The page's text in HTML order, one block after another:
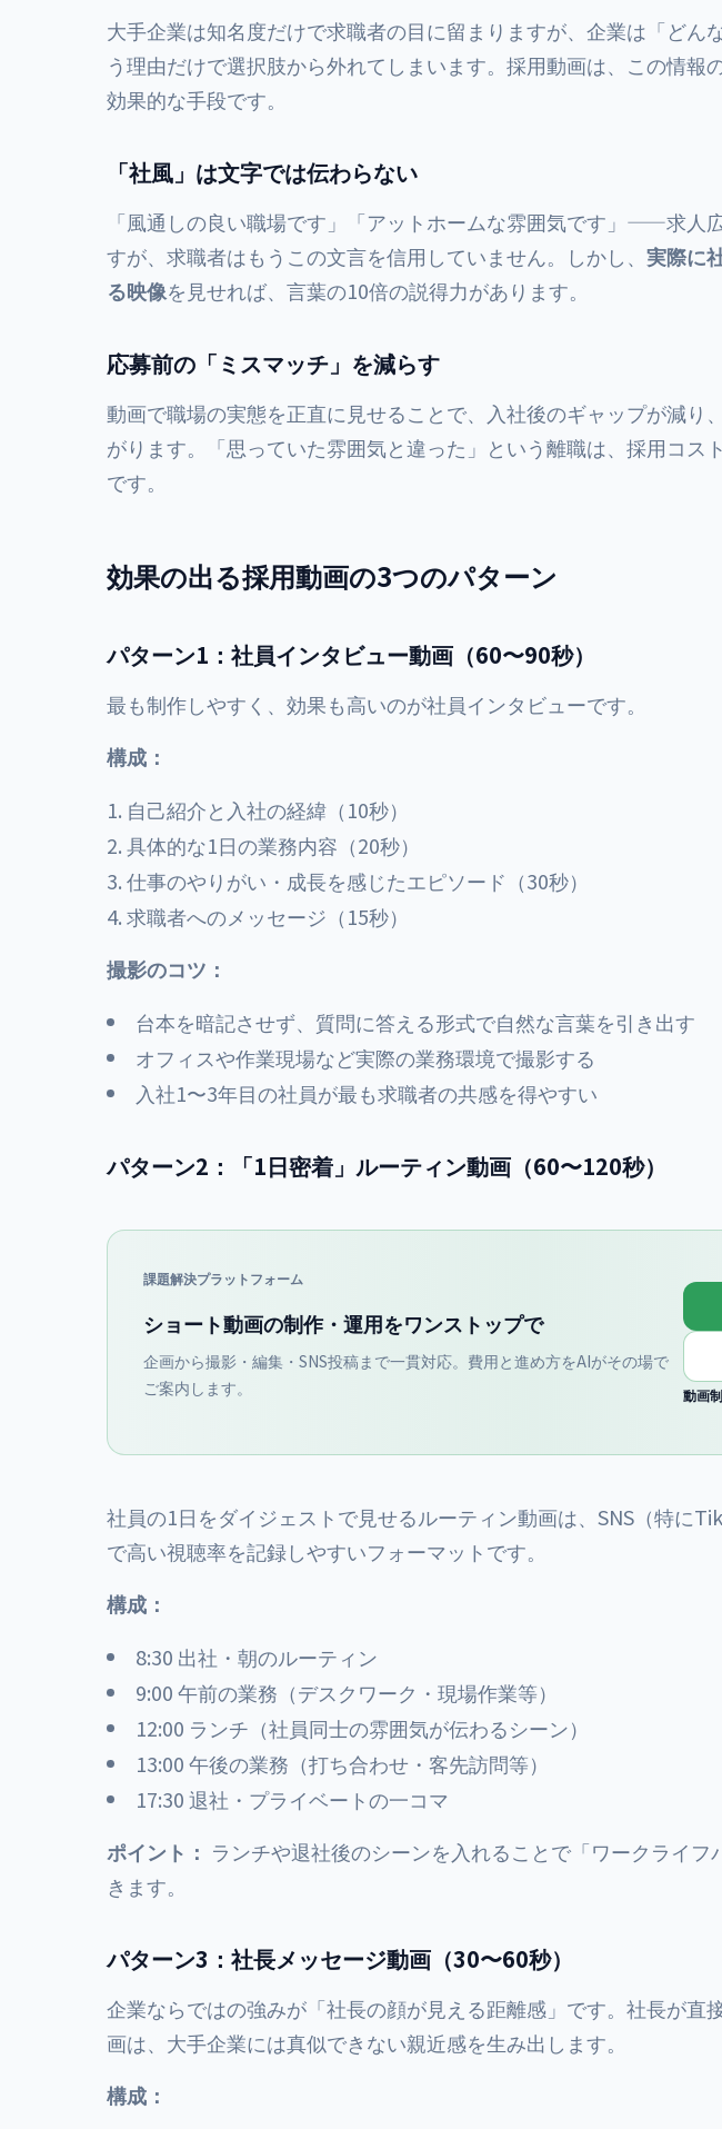
大手企業は知名度だけで求職者の目に留まりますが、企業は「どん
う理由だけで選択肢から外れてしまいます。採用動画は、この情報
効果的な手段です。
「社風」は文字では伝わらない
「風通しの良い職場です」「アットホームな雰囲気です」——求人
すが、求職者はもうこの文言を信用していません。しかし、 実際に
る映像を見せれば、言葉の10倍の説得力があります。
応募前の「ミスマッチ」を減らす
動画で職場の実態を正直に見せることで、入社後のギャップが減り、
がります。「思っていた雰囲気と違った」という離職は、採用コス
です。
効果の出る採用動画の3つのパターン
パターン1：社員インタビュー動画（60〜90秒）
最も制作しやすく、効果も高いのが社員インタビューです。
構成：
自己紹介と入社の経緯（10秒）
具体的な1日の業務内容（20秒）
仕事のやりがい・成長を感じたエピソード（30秒）
求職者へのメッセージ（15秒）
撮影のコツ：
台本を暗記させず、質問に答える形式で自然な言葉を引き出す
オフィスや作業現場など実際の業務環境で撮影する
入社1〜3年目の社員が最も求職者の共感を得やすい
パターン2：「1日密着」ルーティン動画（60〜120秒）
課題解決プラットフォーム
ショート動画の制作・運用をワンストップで
企画から撮影・編集・SNS投稿まで一貫対応。費用と進め方をAIがその場で
ご案内します。
動画
社員の1日をダイジェストで見せるルーティン動画は、SNS（特に
で高い視聴率を記録しやすいフォーマットです。
構成：
8:30 出社・朝のルーティン
9:00 午前の業務（デスクワーク・現場作業等）
12:00 ランチ（社員同士の雰囲気が伝わるシーン）
13:00 午後の業務（打ち合わせ・客先訪問等）
17:30 退社・プライベートの一コマ
ポイント： ランチや退社後のシーンを入れることで「ワークライ
きます。
パターン3：社長メッセージ動画（30〜60秒）
企業ならではの強みが「社長の顔が見える距離感」です。社長が直
画は、大手企業には真似できない親近感を生み出します。
構成：